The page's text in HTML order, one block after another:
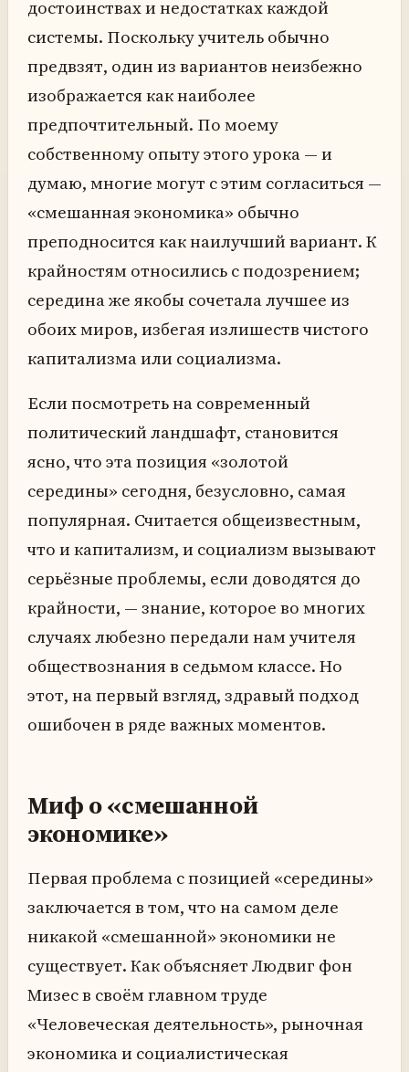
достоинствах и недостатках каждой
системы. Поскольку учитель обычно
предвзят, один из вариантов неизбежно
изображается как наиболее
предпочтительный. По моему
собственному опыту этого урока — и
думаю, многие могут с этим согласиться —
«смешанная экономика» обычно
преподносится как наилучший вариант. К
крайностям относились с подозрением;
середина же якобы сочетала лучшее из
обоих миров, избегая излишеств чистого
капитализма или социализма.
Если посмотреть на современный
политический ландшафт, становится
ясно, что эта позиция «золотой
середины» сегодня, безусловно, самая
популярная. Считается общеизвестным,
что и капитализм, и социализм вызывают
серьёзные проблемы, если доводятся до
крайности, — знание, которое во многих
случаях любезно передали нам учителя
обществознания в седьмом классе. Но
этот, на первый взгляд, здравый подход
ошибочен в ряде важных моментов.
Миф о «смешанной
экономике»
Первая проблема с позицией «середины»
заключается в том, что на самом деле
никакой «смешанной» экономики не
существует. Как объясняет Людвиг фон
Мизес в своём главном труде
«Человеческая деятельность», рыночная
экономика и социалистическая